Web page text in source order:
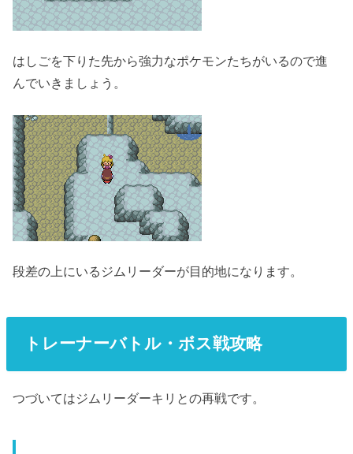
はしごを下りた先から強力なポケモンたちがいるので進
んでいきましょう。
段差の上にいるジムリーダーが目的地になります。
トレーナーバトル・ボス戦攻略
つづいてはジムリーダーキリとの再戦です。